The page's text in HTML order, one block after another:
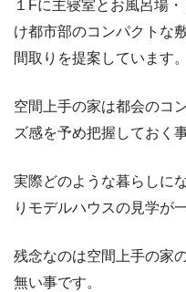
１Fに主寝室とお風呂場
け都市部のコンパクトな
間取りを提案しています。
空間上手の家は都会のコ
ズ感を予め把握しておく
実際どのような暮らしに
りモデルハウスの見学が
残念なのは空間上手の家
無い事です。